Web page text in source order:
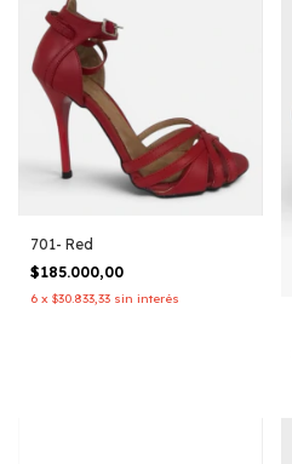
701- Red
$185.000,00
6 x $30.833,33 sin interés